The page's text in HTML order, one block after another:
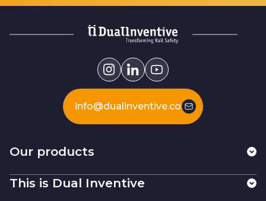
info@dualinventive.com
Our products
This is Dual Inventive